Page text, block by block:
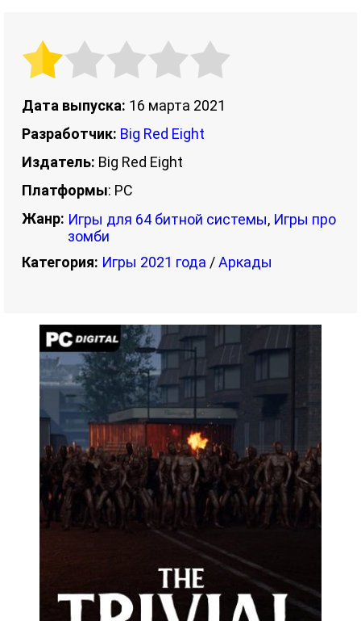
Дата выпуска: 16 марта 2021
Разработчик: Big Red Eight
Издатель: Big Red Eight
Платформы: PC
Жанр: Игры для 64 битной системы, Игры про
зомби
Категория: Игры 2021 года /Аркады